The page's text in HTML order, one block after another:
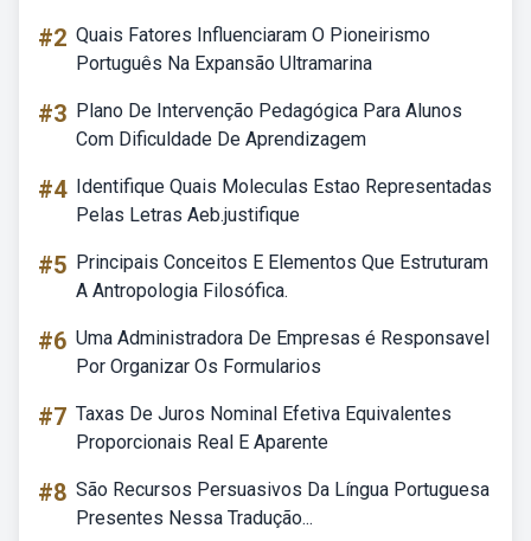
#2 Quais Fatores Influenciaram O Pioneirismo
Português Na Expansão Ultramarina
#3 Plano De Intervenção Pedagógica Para Alunos
Com Dificuldade De Aprendizagem
#4 Identifique Quais Moleculas Estao Representadas
Pelas Letras Aeb.justifique
#5 Principais Conceitos E Elementos Que Estruturam
A Antropologia Filosófica.
#6 Uma Administradora De Empresas é Responsavel
Por Organizar Os Formularios
#7 Taxas De Juros Nominal Efetiva Equivalentes
Proporcionais Real E Aparente
#8 São Recursos Persuasivos Da Língua Portuguesa
Presentes Nessa Tradução...